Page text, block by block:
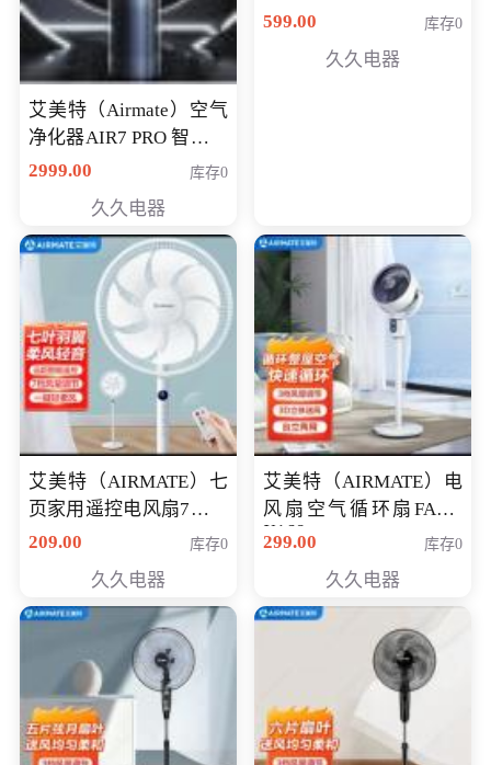
艾美特（Airmate）空气
净化器AIR7 PRO 智能全
屋空气循环负离子旗舰
2999.00 库存0
久久电器
流变频节能轻音空气循
鹅，白天鹅智能)
599.00 库存0
久久电器
艾美特（AIRMATE）七
页家用遥控电风扇7档风
量空气循环摇头立式落
定时落地式风扇CS35-
R20
209.00 库存0
久久电器
艾美特（AIRMATE）电
风扇空气循环扇FA18-
X168
299.00 库存0
久久电器